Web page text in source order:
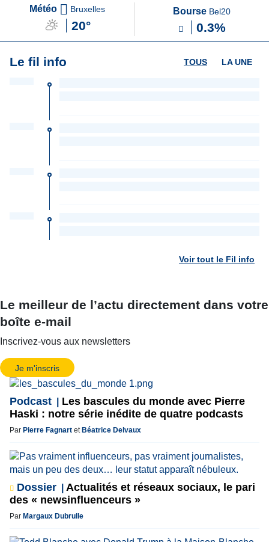
Météo Bruxelles
20°
Bourse Bel20
0.3%
Le fil info LA UNE
TOUS
Voir tout le Fil info
Le meilleur de l’actu directement dans votre
boîte e-mail
Inscrivez-vous aux newsletters
Je m'inscris
Podcast
Les bascules du monde avec Pierre
Haski : notre série inédite de quatre podcasts
Par Pierre Fagnart et Béatrice Delvaux
Dossier
Actualités et réseaux sociaux, le pari
des « newsinfluenceurs »
Par Margaux Dubrulle